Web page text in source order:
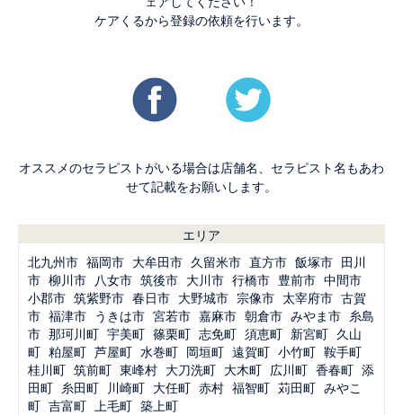
ケアくるから登録の依頼を行います。
オススメのセラピストがいる場合は店舗名、セラピスト名もあわ
せて記載をお願いします。
エリア
北九州市 福岡市 大牟田市 久留米市 直方市 飯塚市 田川
市 柳川市 八女市 筑後市 大川市 行橋市 豊前市 中間市
小郡市 筑紫野市 春日市 大野城市 宗像市 太宰府市 古賀
市 福津市 うきは市 宮若市 嘉麻市 朝倉市 みやま市 糸島
市 那珂川町 宇美町 篠栗町 志免町 須恵町 新宮町 久山
町 粕屋町 芦屋町 水巻町 岡垣町 遠賀町 小竹町 鞍手町
桂川町 筑前町 東峰村 大刀洗町 大木町 広川町 香春町 添
田町 糸田町 川崎町 大任町 赤村 福智町 苅田町 みやこ
町 吉富町 上毛町 築上町